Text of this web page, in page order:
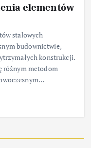
elementów
stalowych
budownictwie,
konstrukcji.
różnym metodom